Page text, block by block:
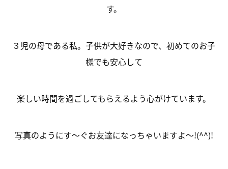
す。
３児の母である私。子供が大好きなので、初めてのお子
様でも安心して
楽しい時間を過ごしてもらえるよう心がけています。
写真のようにす～ぐお友達になっちゃいますよ～!(^^)!